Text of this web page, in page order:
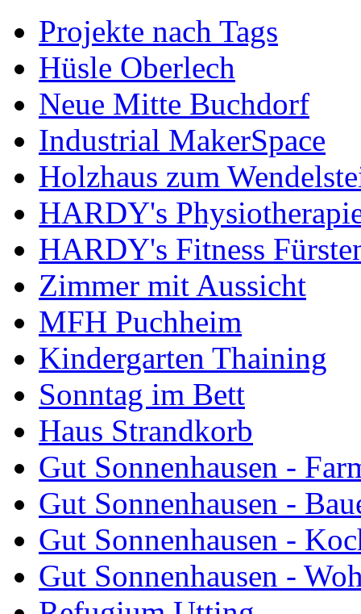
Projekte nach Tags
Hüsle Oberlech
Neue Mitte Buchdorf
Industrial MakerSpace
Holzhaus zum
HARDY's
HARDY's Fitness
Zimmer mit Aussicht
MFH Puchheim
Kindergarten Thaining
Sonntag im Bett
Haus Strandkorb
Gut Sonnenhausen -
Gut Sonnenhausen -
Gut Sonnenhausen -
Gut Sonnenhausen -